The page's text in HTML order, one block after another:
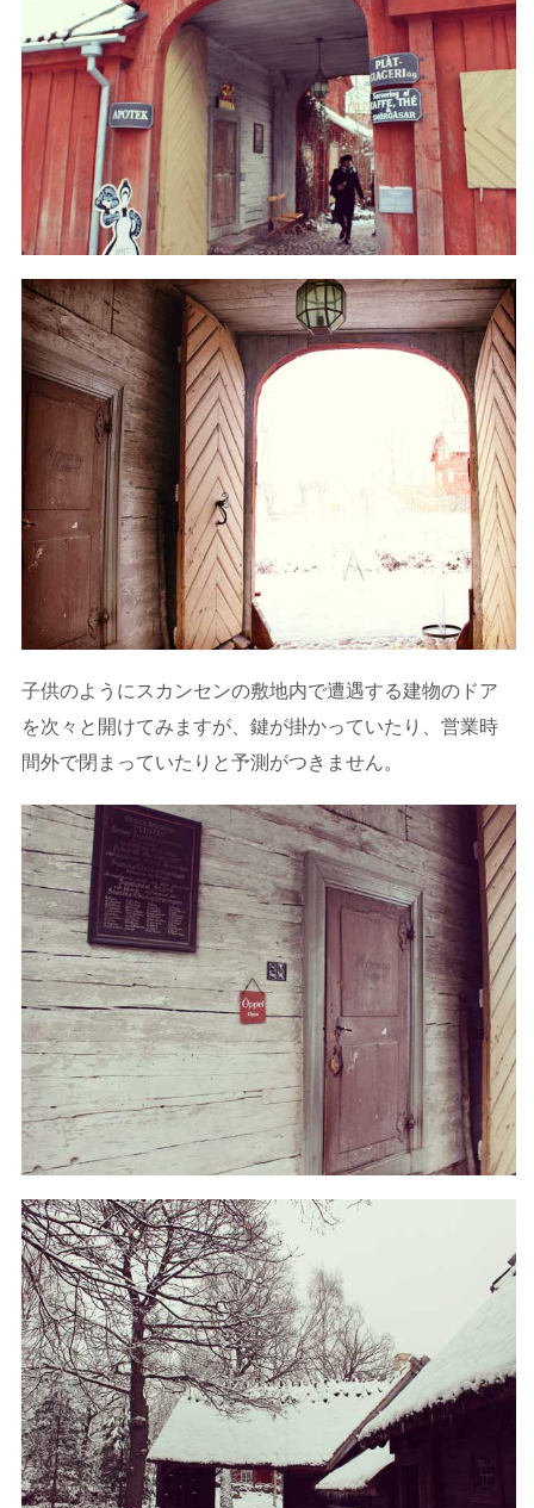
子供のようにスカンセンの敷地内で遭遇する建物のドア
を次々と開けてみますが、鍵が掛かっていたり、営業時
間外で閉まっていたりと予測がつきません。